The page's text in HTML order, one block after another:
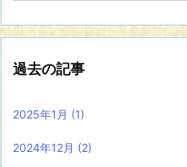
過去の記事
2025年1月 (1)
2024年12月 (2)